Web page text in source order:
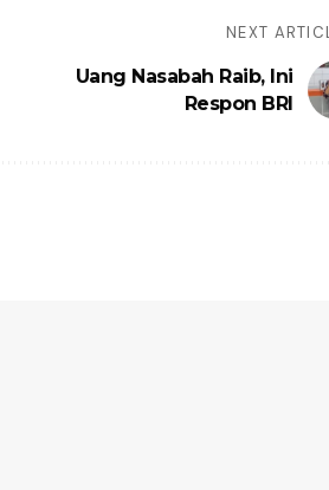
NEXT
Uang Nasabah Raib, Ini
Respon BRI